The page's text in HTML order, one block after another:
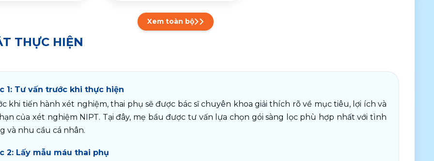
Xem toàn bộ
THỰC HIỆN
1: Tư vấn trước khi thực hiện
khi tiến hành xét nghiệm, thai phụ sẽ được bác sĩ chuyên khoa giải thích rõ về mục tiêu, lợi ích và
của xét nghiệm NIPT. Tại đây, mẹ bầu được tư vấn lựa chọn gói sàng lọc phù hợp nhất với tình
và nhu cầu cá nhân.
2: Lấy mẫu máu thai phụ